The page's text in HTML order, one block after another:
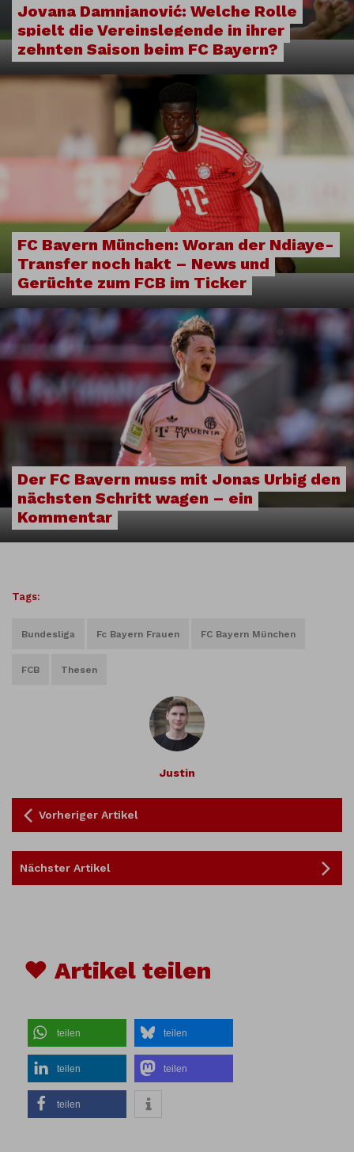
Jovana Damnjanović: Welche Rolle
spielt die Vereinslegende in ihrer
zehnten Saison beim FC Bayern?
FC Bayern München: Woran der Ndiaye-
Transfer noch hakt – News und
Gerüchte zum FCB im Ticker
Der FC Bayern muss mit Jonas Urbig den
nächsten Schritt wagen – ein
Kommentar
Tags:
Bundesliga Fc Bayern Frauen FC Bayern München
FCB Thesen
Justin
Vorheriger Artikel
Nächster Artikel
♥ Artikel teilen
teilen teilen
teilen teilen
teilen